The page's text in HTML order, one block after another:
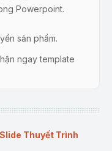
Powerpoint.
sản phẩm.
ngay template
(hình ảnh, chữ, màu
Thuyết Trình